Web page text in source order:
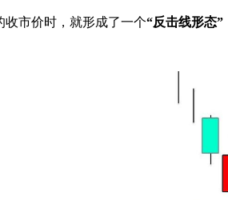
市价时，就形成了一个“反击线形态”